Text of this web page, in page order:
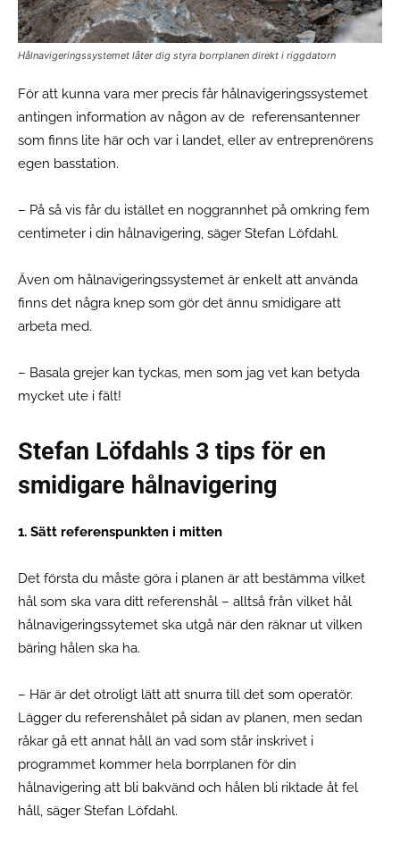
Hålnavigeringssystemet låter dig styra borrplanen direkt i riggdatorn
För att kunna vara mer precis får hålnavigeringssystemet
antingen information av någon av de referensantenner
som finns lite här och var i landet, eller av entreprenörens
egen basstation.
– På så vis får du istället en noggrannhet på omkring fem
centimeter i din hålnavigering, säger Stefan Löfdahl.
Även om hålnavigeringssystemet är enkelt att använda
finns det några knep som gör det ännu smidigare att
arbeta med.
– Basala grejer kan tyckas, men som jag vet kan betyda
mycket ute i fält!
Stefan Löfdahls 3 tips för en
smidigare hålnavigering
1. Sätt referenspunkten i mitten
Det första du måste göra i planen är att bestämma vilket
hål som ska vara ditt referenshål – alltså från vilket hål
hålnavigeringssytemet ska utgå när den räknar ut vilken
bäring hålen ska ha.
– Här är det otroligt lätt att snurra till det som operatör.
Lägger du referenshålet på sidan av planen, men sedan
råkar gå ett annat håll än vad som står inskrivet i
programmet kommer hela borrplanen för din
hålnavigering att bli bakvänd och hålen bli riktade åt fel
håll, säger Stefan Löfdahl.